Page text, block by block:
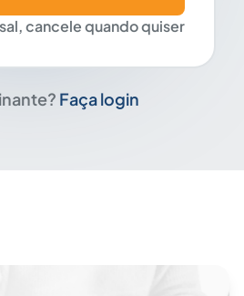
cancele quando quiser
Faça login